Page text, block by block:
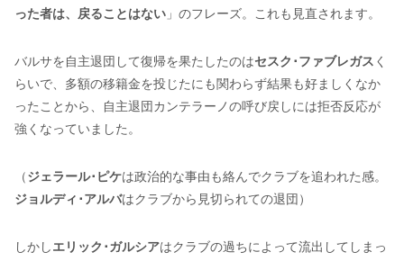
った者は、戻ることはない 」のフレーズ。これも見直されます。
バルサを自主退団して復帰を果たしたのはセスク･ファブレガス く
らいで、多額の移籍金を投じたにも関わらず結果も好ましくなか
ったことから、自主退団カンテラーノの呼び戻しには拒否反応が
強くなっていました。
（ジェラール･ピケは政治的な事由も絡んでクラブを追われた感。
ジョルディ･アルバはクラブから見切られての退団）
しかしエリック･ガルシアはクラブの過ちによって流出してしまっ